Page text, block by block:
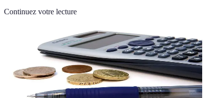
Continuez votre lecture